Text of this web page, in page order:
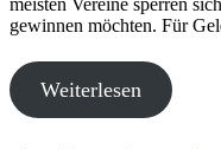
meisten Vereine sperren
gewinnen möchten. Für
Weiterlesen